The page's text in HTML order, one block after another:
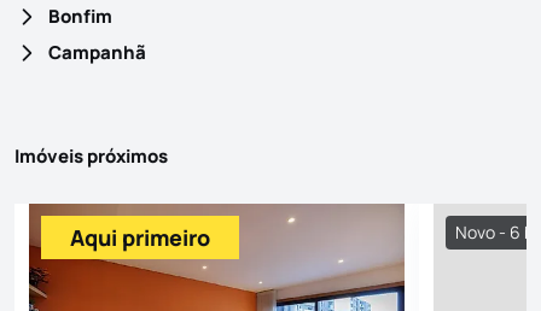
Bonfim
Campanhã
Imóveis próximos
Aqui primeiro Novo - 6